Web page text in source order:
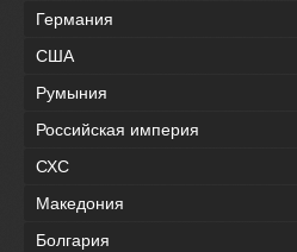
Германия
США
Румыния
Российская империя
СХС
Македония
Болгария